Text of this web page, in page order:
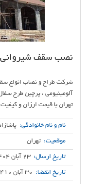
نصب سقف شیروانی
شرکت طراح و نصاب انواع
آلومینیومی ، پرچین طرح
تهران با قیمت ارزان و کیفیت
نام و نام خانوادگی:
موقعیت: تهران
تاریخ ارسال: 23 آبان 1404 ساعت 01:31
تاریخ انقضا: 30 آبان 1410